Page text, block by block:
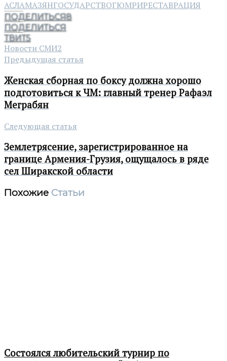
АСЛАМАЗЯНГОСУДАРСТВОГЮМРИРЕСТАВРАЦИЯ
ПОДЕЛИТЬСЯ8
ПОДЕЛИТЬСЯ
ТВИТ5
Новости СМИ2
Предыдущая статья
Женская сборная по боксу должна хорошо
подготовиться к ЧМ: главный тренер Рафаэл
Меграбян
Следующая статья
Землетрясение, зарегистрированное на
границе Армения-Грузия, ощущалось в ряде
сел Ширакской области
Похожие Статьи
Состоялся любительский турнир по